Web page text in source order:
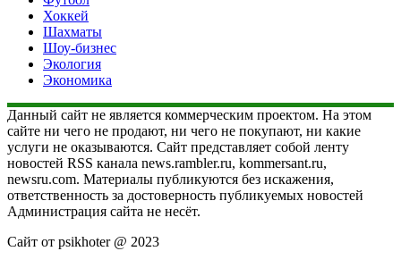
Хоккей
Шахматы
Шоу-бизнес
Экология
Экономика
Данный сайт не является коммерческим проектом. На этом
сайте ни чего не продают, ни чего не покупают, ни какие
услуги не оказываются. Сайт представляет собой ленту
новостей RSS канала news.rambler.ru, kommersant.ru,
newsru.com. Материалы публикуются без искажения,
ответственность за достоверность публикуемых новостей
Администрация сайта не несёт.
Сайт от psikhoter @ 2023